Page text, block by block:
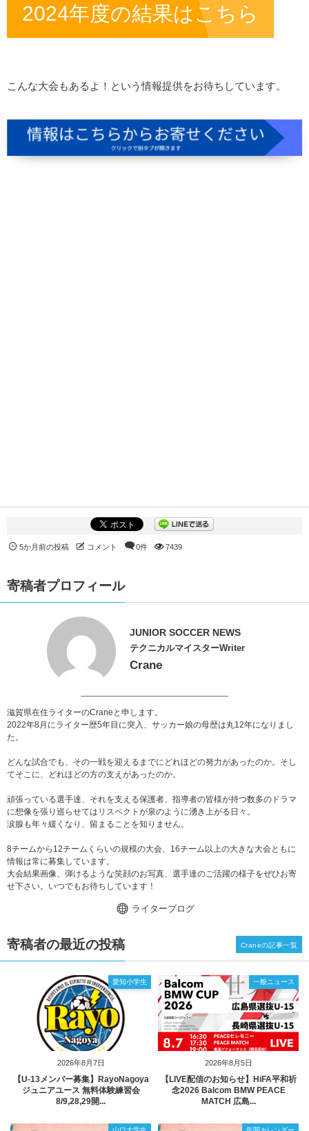
2024年度の結果はこちら
こんな大会もあるよ！という情報提供をお待ちしています。
5か月前の投稿 コメント 0件 7439
寄稿者プロフィール
JUNIOR SOCCER NEWS
テクニカルマイスターWriter
Crane
滋賀県在住ライターのCraneと申します。
2022年8月にライター歴5年目に突入、サッカー娘の母歴は丸12年になりまし
た。
どんな試合でも、その一戦を迎えるまでにどれほどの努力があったのか。そし
てそこに、どれほどの方の支えがあったのか。
頑張っている選手達、それを支える保護者、指導者の皆様が持つ数多のドラマ
に想像を張り巡らせてはリスペクトが泉のように湧き上がる日々。
涙腺も年々緩くなり、留まることを知りません。
8チームから12チームくらいの規模の大会、16チーム以上の大きな大会ともに
情報は常に募集しています。
大会結果画像、弾けるような笑顔のお写真、選手達のご活躍の様子をぜひお寄
せ下さい。いつでもお待ちしています！
ライターブログ
寄稿者の最近の投稿
2026年8月7日
愛知小学生
【U-13メンバー募集】RayoNagoya
ジュニアユース 無料体験練習会
8/9,28,29開...
2026年8月5日
一般ニュース
【LIVE配信のお知らせ】HiFA平和祈
念2026 Balcom BMW PEACE
MATCH 広島...
Craneの記事一覧